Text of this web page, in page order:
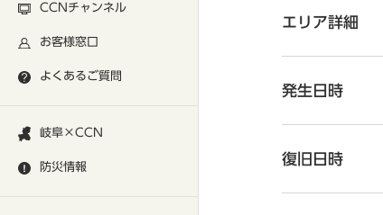
CCNチャンネル
お客様窓口
よくあるご質問
岐阜×CCN
防災情報
エリア詳細
発生日時
復旧日時